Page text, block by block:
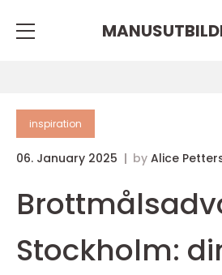
inspiration
06. January 2025 by Alice
Stockholm: